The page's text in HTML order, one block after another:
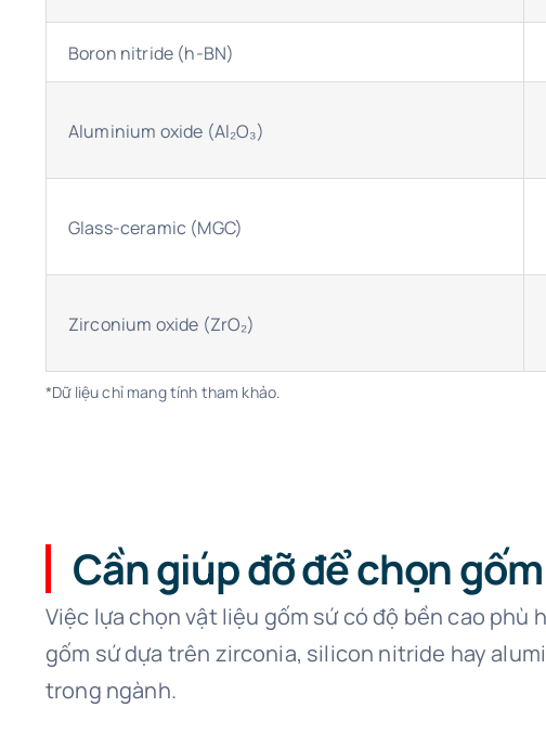
Boron nitride (h-BN)
Aluminium oxide (Al₂O₃)
Glass-ceramic (MGC)
Zirconium oxide (ZrO₂)
*Dữ liệu chỉ mang tính tham khảo.
Cần giúp đỡ để chọn
Việc lựa chọn vật liệu gốm sứ có độ bền cao phù
gốm sứ dựa trên zirconia, silicon nitride hay
trong ngành.